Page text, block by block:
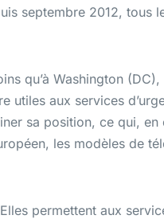
septembre 2012, tous
qu’à Washington
aux services
sa position, ce qui,
les modèles de
permettent aux